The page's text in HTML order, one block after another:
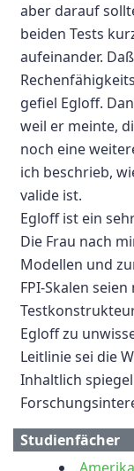
aber darauf
beiden Tests
aufeinander.
gefiel Egloff.
weil er meinte,
noch eine
ich beschrieb,
valide ist.
Egloff ist ein
Die Frau nach
Modellen und
FPI-Skalen
Egloff zu
Leitlinie sei die
Inhaltlich
Studienfächer